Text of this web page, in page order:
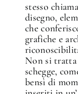
stesso
disegno,
che
grafiche e
Non si tratta
schegge,
bensì di